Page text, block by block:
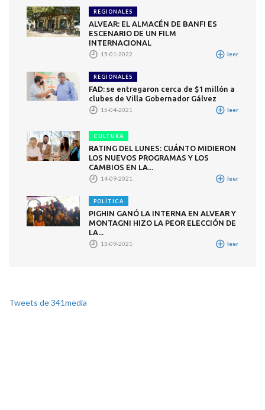
REGIONALES
ALVEAR: EL ALMACÉN DE BANFI ES
ESCENARIO DE UN FILM
INTERNACIONAL
15-01-2022 leer
REGIONALES
FAD: se entregaron cerca de $1 millón a
clubes de Villa Gobernador Gálvez
15-04-2021 leer
CULTURA
RATING DEL LUNES: CUÁNTO MIDIERON
LOS NUEVOS PROGRAMAS Y LOS
CAMBIOS EN LA...
14-09-2021 leer
POLÍTICA
PIGHIN GANÓ LA INTERNA EN ALVEAR Y
MONTAGNI HIZO LA PEOR ELECCIÓN DE
LA...
13-09-2021 leer
Tweets de 341media